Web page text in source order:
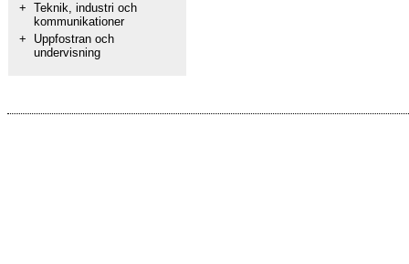
+ Teknik, industri och
kommunikationer
+
Uppfostran och
undervisning